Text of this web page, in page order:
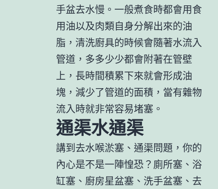
手盆去水慢。一般煮食時都會用食
用油以及肉類自身分解出來的油
脂，清洗廚具的時候會隨著水流入
管道，多多少少都會附著在管壁
上，長時間積累下來就會形成油
塊，減少了管道的面積，當有雜物
流入時就非常容易堵塞。
通渠水通渠
講到去水喉淤塞、通渠問題，你的
內心是不是一陣惶恐？廁所塞、浴
缸塞、廚房星盆塞、洗手盆塞、去